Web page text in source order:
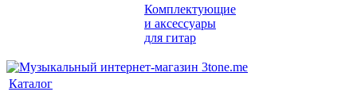
Комплектующие
и аксессуары
для гитар
Каталог